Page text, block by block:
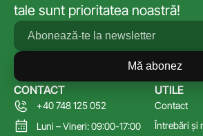
tale sunt prioritatea noastră!
Mă abonez
UTILE
Contact
Întrebări și
CONTACT
+40 748 125 052
Luni – Vineri: 09:00-17:00